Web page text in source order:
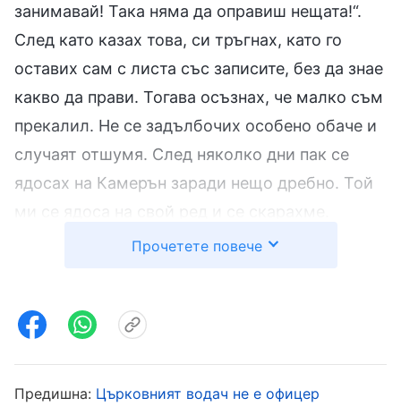
занимавай! Така няма да оправиш нещата!“.
След като казах това, си тръгнах, като го
оставих сам с листа със записите, без да знае
какво да прави. Тогава осъзнах, че малко съм
прекалил. Не се задълбочих особено обаче и
случаят отшумя. След няколко дни пак се
ядосах на Камерън заради нещо дребно. Той
ми се ядоса на свой ред и се скарахме.
Водачът разбра, че не можем да работим
мен и ми прочете един откъс от Божието
винаги ще има противоречия и спорове.
Прочетете повече
Предишна: Църковният водач не е офицер